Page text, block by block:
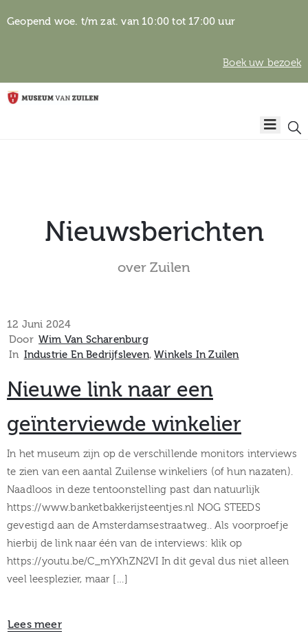
Geopend woe. t/m zat. van 10:00 tot 17:00 uur
Boek uw bezoek
Home
Activiteiten
Verhalen
Zuilen
Collectie
Nieuwsberichten
over Zuilen
12 Juni 2024
Door Wim Van Scharenburg
In Industrie En Bedrijfsleven‚Winkels In Zuilen
Nieuwe link naar een
geïnterviewde winkelier
In het museum zijn op de verschillende monitors interviews
te zien van een aantal Zuilense winkeliers (of hun nazaten).
Naadloos in deze tentoonstelling past dan natuurlijk
https://www.banketbakkerijsteentjes.nl NOG STEEDS
gevestigd aan de Amsterdamsestraatweg.. Als voorproefje
hierbij de link naar één van de interviews: klik op
https://youtu.be/C_mYXhZN2VI In dit geval dus niet alleen
veel leesplezier, maar […]
Lees meer
Algemene